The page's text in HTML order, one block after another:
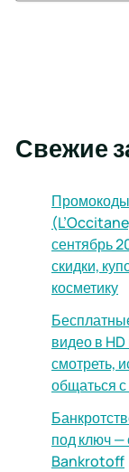
Свежие
сентябрь
скидки,
косметику
видео в
смотреть,
общаться
под ключ —
Bankrotoff